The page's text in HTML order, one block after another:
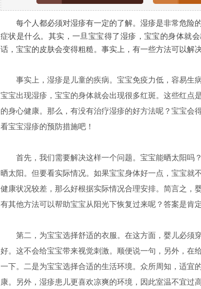
每个人都必须对湿疹有一定的了解。湿疹是非常危险
症状是什么。其实，一旦宝宝得了湿疹，宝宝的身体就
话，宝宝的皮肤会变得粗糙。事实上，有一些方法可以解
事实上，湿疹是儿童的疾病。宝宝免疫力低，容易生
宝宝出现湿疹，宝宝的身体就会出现很多红斑。这些红点
的身心健康。那么，有没有治疗湿疹的好方法呢？宝宝会
看宝宝湿疹的预防措施吧！
首先，我们需要解决这样一个问题。宝宝能晒太阳吗
晒太阳。但要看实际情况。如果宝宝身体好一点，宝宝就
健康状况较差，那么好根据实际情况合理安排。简言之，
有其他方法可以帮助宝宝从阳光下恢复过来呢？答案是肯定
第二，为宝宝选择舒适的衣服。在这方面，婴儿必须
好。这不会给宝宝带来视觉刺激。顺便说一句，另外，在
一下。二是为宝宝选择合适的生活环境。众所周知，适宜
康。另外，湿疹患儿更喜欢凉爽的环境，因此室温不宜过